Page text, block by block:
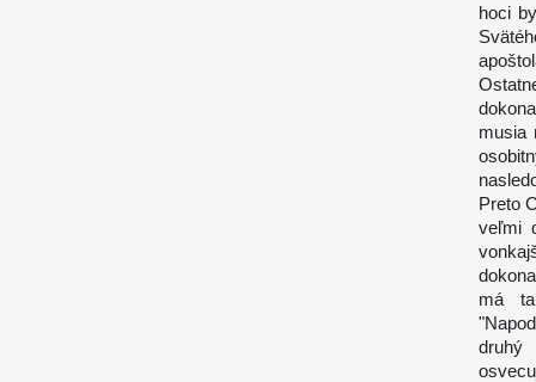
hoci
musia
Preto
veľmi
má
druhý